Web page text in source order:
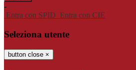
-
Entra con SPID Entra con CIE
Seleziona utente
button close ×